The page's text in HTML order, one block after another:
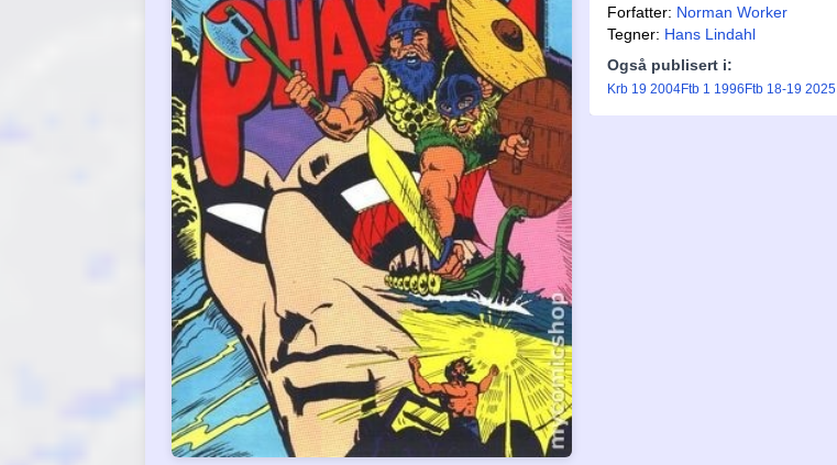
Forfatter: Norman Worker
Tegner: Hans Lindahl
Også publisert i:
Krb 19 2004Ftb 1 1996 Ftb 18-19 2025